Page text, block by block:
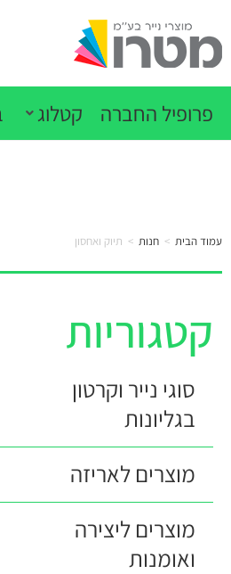
פרופיל החברה קטלוג
עמוד הבית > חנות > תיוק ואחסון
קטגוריות
סוגי נייר וקרטון
בגליונות
מוצרים לאריזה
מוצרים ליצירה
ואומנות